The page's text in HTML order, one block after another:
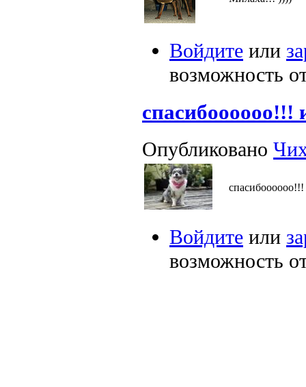
Войдите или
возможность
спасибоооооо!!!
Опубликовано
Войдите или
возможность